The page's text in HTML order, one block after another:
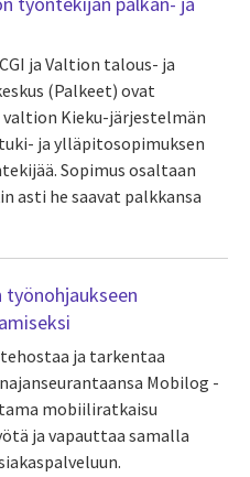
ja Valtion talous- ja
(Palkeet) ovat
Kieku-järjestelmän
ja ylläpitosopimuksen
Sopimus osaltaan
asti he saavat palkkansa
työnohjaukseen
ja tarkentaa
Mobilog -
mobiiliratkaisu
ja vapauttaa samalla